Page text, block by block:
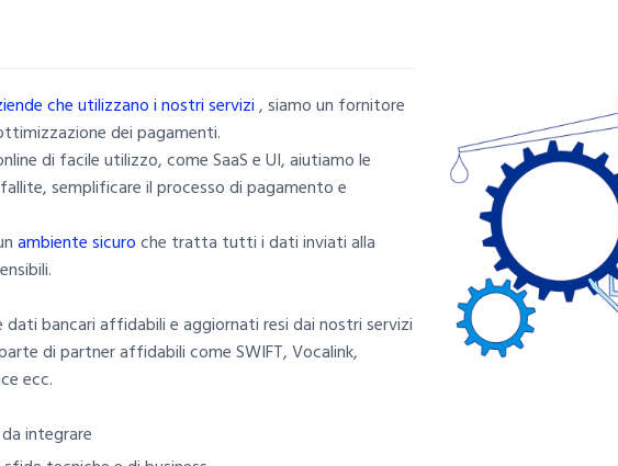
che utilizzano i nostri servizi, siamo un fornitore
dei pagamenti.
di facile utilizzo, come SaaS e UI, aiutiamo le
semplificare il processo di pagamento e
ambiente sicuroche tratta tutti i dati inviati alla
bancari affidabili e aggiornati resi dai nostri servizi
di partner affidabili come SWIFT, Vocalink,
ecc.
integrare